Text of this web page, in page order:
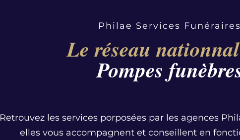
Philae Services Funéraires
Le réseau
Pompes
Retrouvez les services porposées par les agences
elles vous accompagnent et conseillent en